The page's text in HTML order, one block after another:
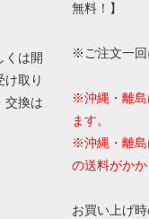
くは開
け取り
交換は
無料！】
※ご注文一回
※沖縄・離島
ます。
※沖縄・離島
の送料がかか
お買い上げ